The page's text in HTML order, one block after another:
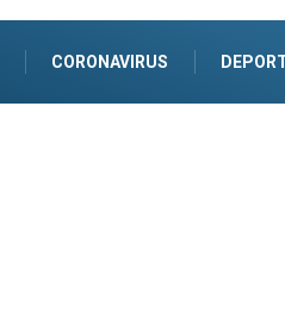
CORONAVIRUS